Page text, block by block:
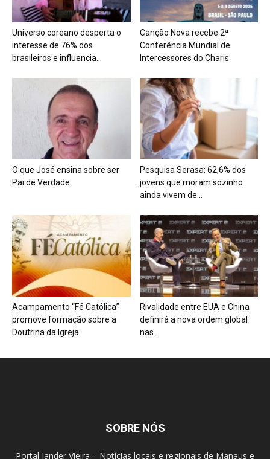
Universo coreano desperta o
interesse de 76% dos
brasileiros e influencia...
Canção Nova recebe 2ª
Conferência Mundial de
Intercessores do Charis
O que José ensina sobre ser
Pai de Verdade
Pesquisa Serasa: 62,6% dos
jovens que moram sozinho
ainda vivem de...
Acampamento “Fé Católica”
promove formação sobre a
Doutrina da Igreja
Rivalidade entre EUA e China
definirá a nova ordem global
nas...
SOBRE NÓS
Portal Jander Vieira – Notícias locais e regionais de Manaus e